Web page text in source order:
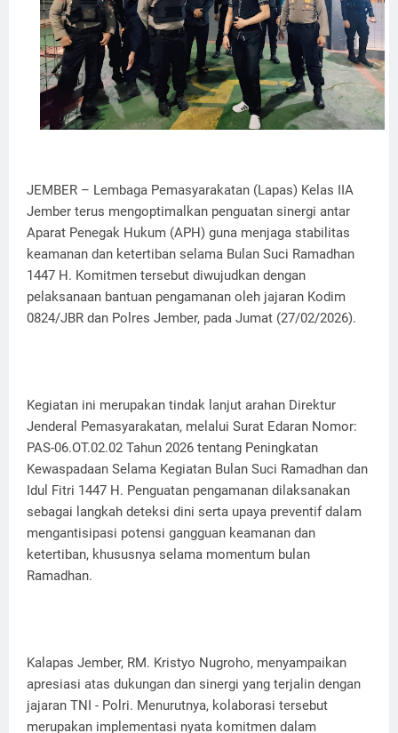
JEMBER – Lembaga Pemasyarakatan (Lapas) Kelas IIA
Jember terus mengoptimalkan penguatan sinergi antar
Aparat Penegak Hukum (APH) guna menjaga stabilitas
keamanan dan ketertiban selama Bulan Suci Ramadhan
1447 H. Komitmen tersebut diwujudkan dengan
pelaksanaan bantuan pengamanan oleh jajaran Kodim
0824/JBR dan Polres Jember, pada Jumat (27/02/2026).
Kegiatan ini merupakan tindak lanjut arahan Direktur
Jenderal Pemasyarakatan, melalui Surat Edaran Nomor:
PAS-06.OT.02.02 Tahun 2026 tentang Peningkatan
Kewaspadaan Selama Kegiatan Bulan Suci Ramadhan dan
Idul Fitri 1447 H. Penguatan pengamanan dilaksanakan
sebagai langkah deteksi dini serta upaya preventif dalam
mengantisipasi potensi gangguan keamanan dan
ketertiban, khususnya selama momentum bulan
Ramadhan.
Kalapas Jember, RM. Kristyo Nugroho, menyampaikan
apresiasi atas dukungan dan sinergi yang terjalin dengan
jajaran TNI - Polri. Menurutnya, kolaborasi tersebut
merupakan implementasi nyata komitmen dalam